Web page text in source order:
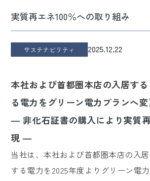
実質再エネ100％への取り組み
サステナビリティ 2025.12.22
本社および首都圏本店の入居す
る電力をグリーン電力プランへ
― 非化石証書の購入により実質
現 ―
当社は、本社および首都圏本店の入
する電力を2025年度よりグリーン電